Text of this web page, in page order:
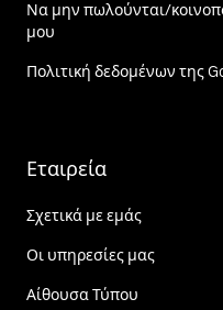
Να μην πωλούνται/
μου
Πολιτική δεδομένων της
Εταιρεία
Σχετικά με εμάς
Οι υπηρεσίες μας
Αίθουσα Τύπου